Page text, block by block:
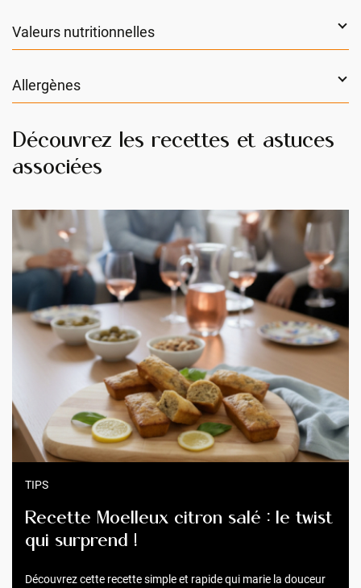
Valeurs nutritionnelles
Allergènes
Découvrez les recettes et astuces
associées
TIPS
Recette Moelleux citron salé : le twist
qui surprend !
Découvrez cette recette simple et rapide qui marie la douceur